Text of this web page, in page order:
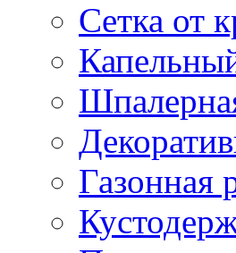
Сетка от
Газонная